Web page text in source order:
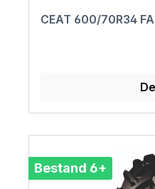
CEAT 600/70R34
Bestand 6+